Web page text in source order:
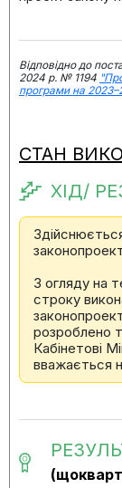
Відповідно до
2024 р. № 1194
програми на
СТАН
ХІД/
З огляду на
строку
розроблено
Кабінетові
вважається